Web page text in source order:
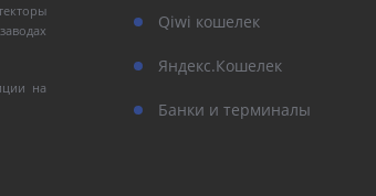
на
Qiwi кошелек
Яндекс.Кошелек
Банки и терминалы